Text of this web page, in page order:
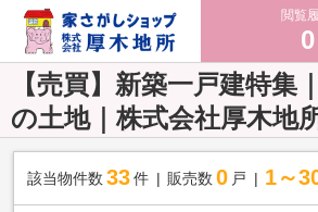
閲覧
0
【売買】新築一戸建特集
の土地｜株式会社厚木地
該当物件数 33件 販売数 0 戸 1～